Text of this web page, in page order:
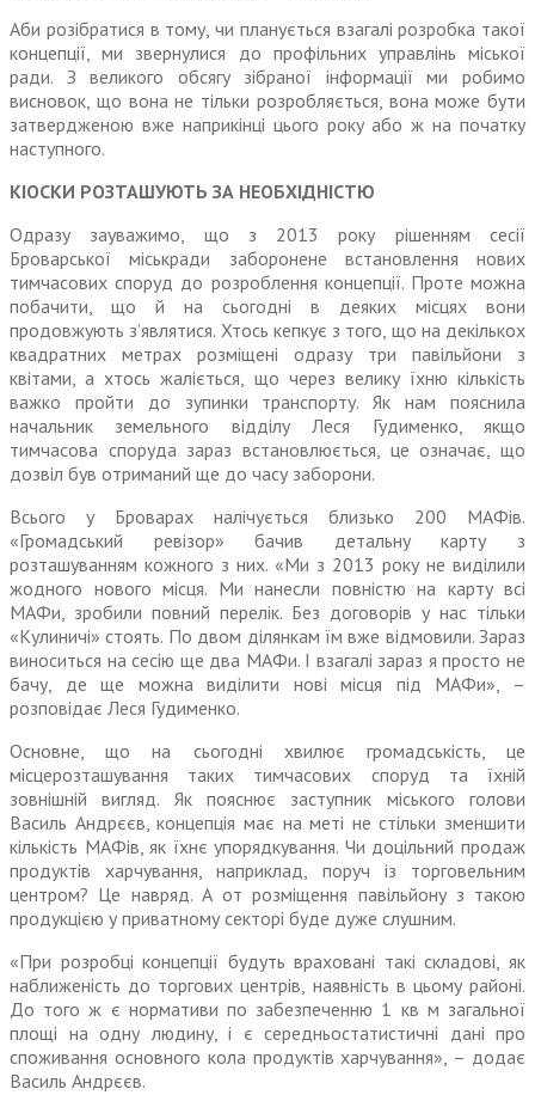
Аби розібратися в тому, чи планується взагалі розробка такої
концепції, ми звернулися до профільних управлінь міської
ради. З великого обсягу зібраної інформації ми робимо
висновок, що вона не тільки розробляється, вона може бути
затвердженою вже наприкінці цього року або ж на початку
наступного.
КІОСКИ РОЗТАШУЮТЬ ЗА НЕОБХІДНІСТЮ
Одразу зауважимо, що з 2013 року рішенням сесії
Броварської міськради заборонене встановлення нових
тимчасових споруд до розроблення концепції. Проте можна
побачити, що й на сьогодні в деяких місцях вони
продовжують з’являтися. Хтось кепкує з того, що на декількох
квадратних метрах розміщені одразу три павільйони з
квітами, а хтось жаліється, що через велику їхню кількість
важко пройти до зупинки транспорту. Як нам пояснила
начальник земельного відділу Леся Гудименко, якщо
тимчасова споруда зараз встановлюється, це означає, що
дозвіл був отриманий ще до часу заборони.
Всього у Броварах налічується близько 200 МАФів.
«Громадський ревізор» бачив детальну карту з
розташуванням кожного з них. «Ми з 2013 року не виділили
жодного нового місця. Ми нанесли повністю на карту всі
МАФи, зробили повний перелік. Без договорів у нас тільки
«Кулиничі» стоять. По двом ділянкам їм вже відмовили. Зараз
виноситься на сесію ще два МАФи. І взагалі зараз я просто не
бачу, де ще можна виділити нові місця під МАФи», –
розповідає Леся Гудименко.
Основне, що на сьогодні хвилює громадськість, це
місцерозташування таких тимчасових споруд та їхній
зовнішній вигляд. Як пояснює заступник міського голови
Василь Андрєєв, концепція має на меті не стільки зменшити
кількість МАФів, як їхнє упорядкування. Чи доцільний продаж
продуктів харчування, наприклад, поруч із торговельним
центром? Це навряд. А от розміщення павільйону з такою
продукцією у приватному секторі буде дуже слушним.
«При розробці концепції будуть враховані такі складові, як
наближеність до торгових центрів, наявність в цьому районі.
До того ж є нормативи по забезпеченню 1 кв м загальної
площі на одну людину, і є середньостатистичні дані про
споживання основного кола продуктів харчування», – додає
Василь Андрєєв.